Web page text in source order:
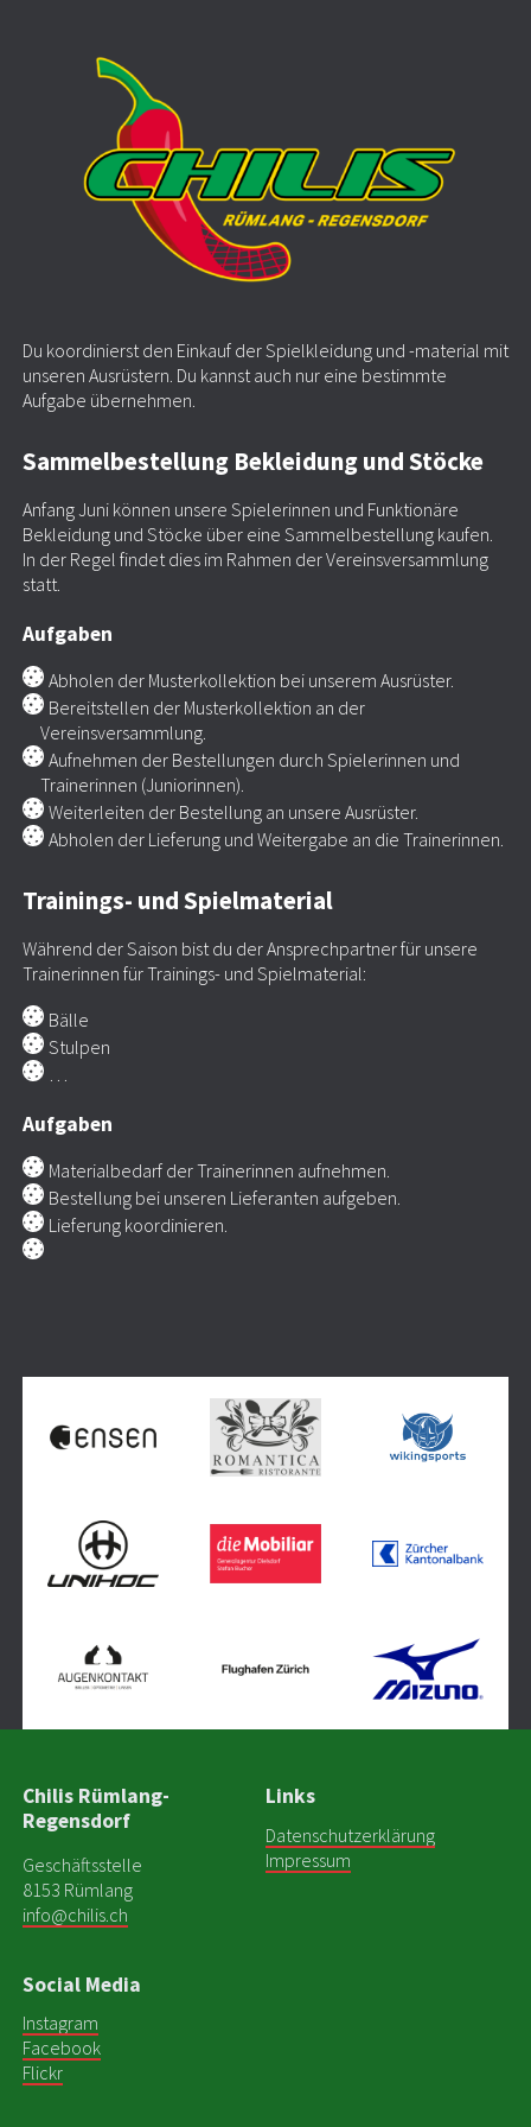
Du koordinierst den Einkauf der Spielkleidung und -material mit
unseren Ausrüstern. Du kannst auch nur eine bestimmte
Aufgabe übernehmen.
Sammelbestellung Bekleidung und Stöcke
Anfang Juni können unsere Spielerinnen und Funktionäre
Bekleidung und Stöcke über eine Sammelbestellung kaufen.
In der Regel findet dies im Rahmen der Vereinsversammlung
statt.
Aufgaben
Abholen der Musterkollektion bei unserem Ausrüster.
Bereitstellen der Musterkollektion an der
Vereinsversammlung.
Aufnehmen der Bestellungen durch Spielerinnen und
Trainerinnen (Juniorinnen).
Weiterleiten der Bestellung an unsere Ausrüster.
Abholen der Lieferung und Weitergabe an die Trainerinnen.
Trainings- und Spielmaterial
Während der Saison bist du der Ansprechpartner für unsere
Trainerinnen für Trainings- und Spielmaterial:
Bälle
Stulpen
…
Aufgaben
Materialbedarf der Trainerinnen aufnehmen.
Bestellung bei unseren Lieferanten aufgeben.
Lieferung koordinieren.
Chilis Rümlang-
Regensdorf
Geschäftsstelle
8153 Rümlang
info@chilis.ch
Links
Datenschutzerklärung
Impressum
Social Media
Instagram
Facebook
Flickr